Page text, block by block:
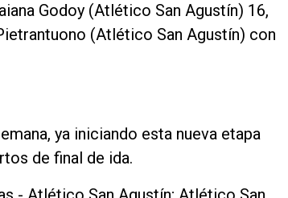
Godoy (Atlético San Agustín) 16,
(Atlético San Agustín) con
ya iniciando esta nueva etapa
de final de ida.